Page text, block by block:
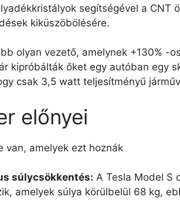
segítségével a CNT
kiküszöbölésére.
olyan vezető, amelynek +130% -
kipróbálták őket egy autóban egy
csak 3,5 watt teljesítményű
előnyei
van, amelyek ezt hoznák
súlycsökkentés: A Tesla Model S
amelyek súlya körülbelül 68 kg,